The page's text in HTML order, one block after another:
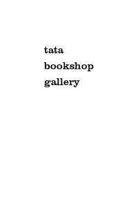
tata
bookshop
gallery